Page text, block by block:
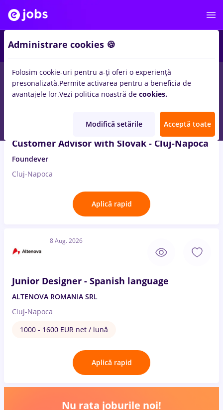
locuri de muncaslovak
Customer Advisor with Slovak - Cluj-Napoca
Foundever
Cluj-Napoca
Aplică rapid
8 Aug. 2026
Junior Designer - Spanish language
ALTENOVA ROMANIA SRL
Cluj-Napoca
1000 - 1600 EUR net / lună
Aplică rapid
Nu rata joburile noi!
Administrare cookies 🍪
Folosim cookie-uri pentru a-ți oferi o experiență
presonalizată.Permite activarea pentru a beneficia de
avantajele lor.Vezi politica noastră de cookies.
Modifică setările Acceptă toate